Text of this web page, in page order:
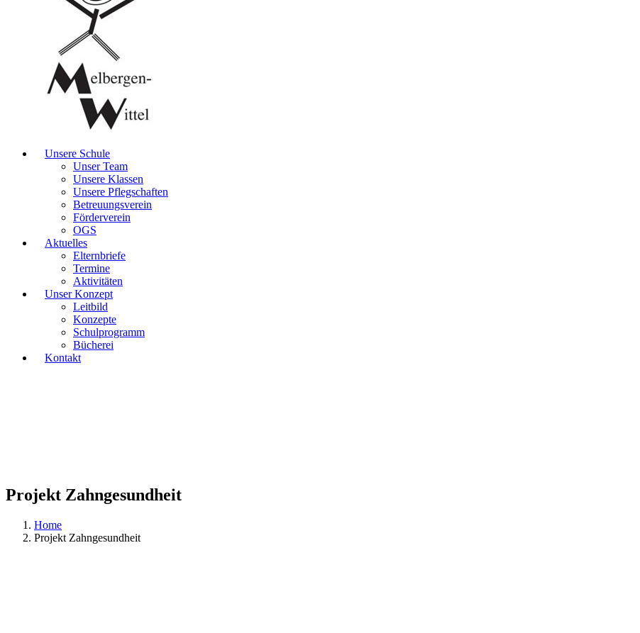
Unsere Schule
Unser Team
Unsere Klassen
Unsere Pflegschaften
Betreuungsverein
Förderverein
OGS
Aktuelles
Elternbriefe
Termine
Aktivitäten
Unser Konzept
Leitbild
Konzepte
Schulprogramm
Bücherei
Kontakt
Projekt Zahngesundheit
Home
Projekt Zahngesundheit